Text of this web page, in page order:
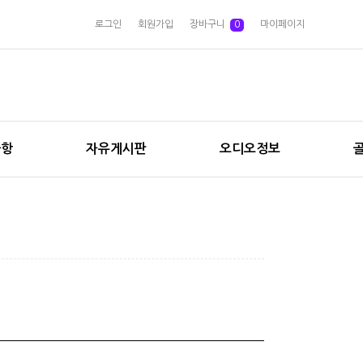
로그인 회원가입 장바구니 0 마이페이지
자유게시판 오디오정보